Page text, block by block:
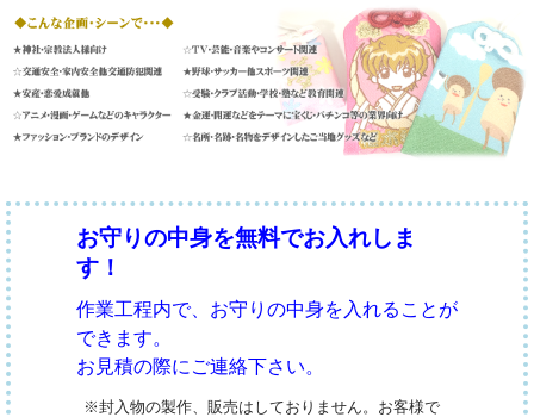
お守りの中身を無料でお入れしま
す！
作業工程内で、お守りの中身を入れることが
できます。
お見積の際にご連絡下さい。
※封入物の製作、販売はしておりません。お客様で